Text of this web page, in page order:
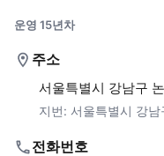
운영 15년차
주소
서울특별시 강남구
지번: 서울특별시 강
전화번호